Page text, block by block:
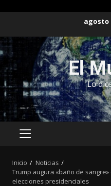
contenido
agosto
El
Lo
MENÚ
Inicio
Noticias
Trump augura «baño de sangre»
elecciones presidenciales